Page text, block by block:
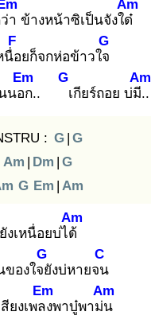
า ข้างหน้าซิเป็นจังใด๋
Am
นื่อ
F
ยก็จกห่อข้าวใจ
G
นอก
Em
.. เ
G
กียร์ถอย บ่มี..
Am
: G | G
Am | Dm | G
G Em | Am
ยังเหนื่อยบ่ได้
Am
ของใจยั
G
งบ่หายจน
C
ยงเพลง
Em
พาบู๋พาม่น
Am